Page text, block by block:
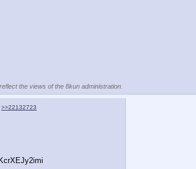
the views of the 8kun administration.
>>22132723